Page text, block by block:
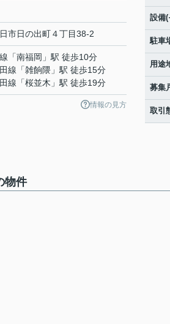
市日の出町４丁目38-2
「南福岡 」駅 徒歩10分
線 「雑餉隈 」駅 徒歩15分
線 「桜並木 」駅 徒歩19分
情報の見方
設備(
駐車
用途
募集
取引
物件